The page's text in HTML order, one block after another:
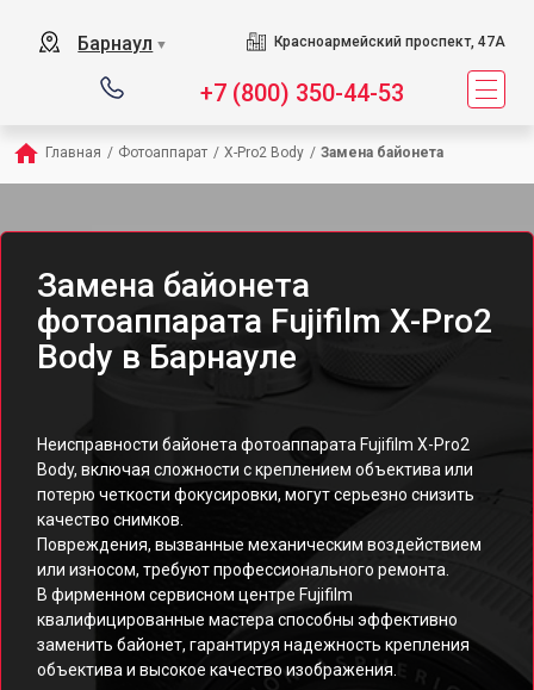
Барнаул ▼ Красноармейский проспект, 47А
+7 (800) 350-44-53
Главная / Фотоаппарат / X-Pro2 Body / Замена байонета
Замена байонета
фотоаппарата Fujifilm X-Pro2
Body в Барнауле
Неисправности байонета фотоаппарата Fujifilm X-Pro2
Body, включая сложности с креплением объектива или
потерю четкости фокусировки, могут серьезно снизить
качество снимков.
Повреждения, вызванные механическим воздействием
или износом, требуют профессионального ремонта.
В фирменном сервисном центре Fujifilm
квалифицированные мастера способны эффективно
заменить байонет, гарантируя надежность крепления
объектива и высокое качество изображения.